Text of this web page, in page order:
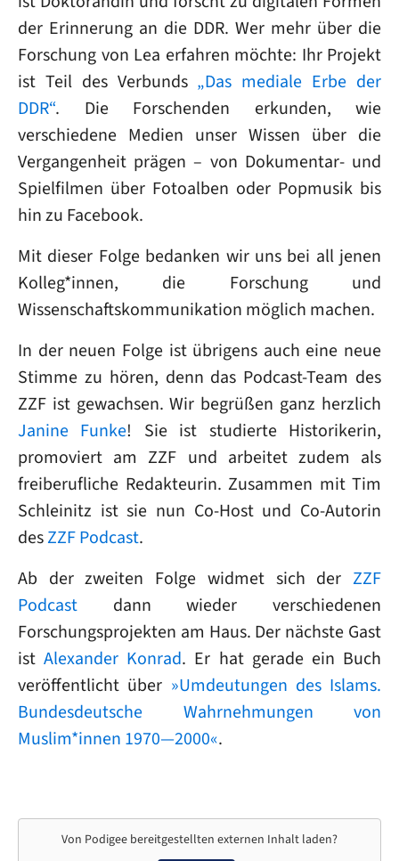
der Erinnerung an die DDR. Wer mehr über die
Forschung von Lea erfahren möchte: Ihr Projekt
ist Teil des Verbunds „Das mediale Erbe der
DDR“. Die Forschenden erkunden, wie
verschiedene Medien unser Wissen über die
Vergangenheit prägen – von Dokumentar- und
Spielfilmen über Fotoalben oder Popmusik bis
hin zu Facebook.
Mit dieser Folge bedanken wir uns bei all jenen
Kolleg*innen, die Forschung und
Wissenschaftskommunikation möglich machen.
In der neuen Folge ist übrigens auch eine neue
Stimme zu hören, denn das Podcast-Team des
ZZF ist gewachsen. Wir begrüßen ganz herzlich
Janine Funke! Sie ist studierte Historikerin,
promoviert am ZZF und arbeitet zudem als
freiberufliche Redakteurin. Zusammen mit Tim
Schleinitz ist sie nun Co-Host und Co-Autorin
desZZF Podcast.
Ab der zweiten Folge widmet sich der ZZF
Podcast dann wieder verschiedenen
Forschungsprojekten am Haus. Der nächste Gast
istAlexander Konrad. Er hat gerade ein Buch
veröffentlicht über »Umdeutungen des Islams.
Bundesdeutsche Wahrnehmungen von
Muslim*innen 1970—2000«.
Von Podigee bereitgestellten externen Inhalt laden?